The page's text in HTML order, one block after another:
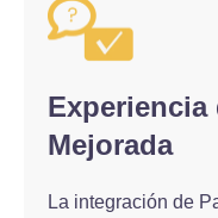
Experiencia
Mejorada
La integración de